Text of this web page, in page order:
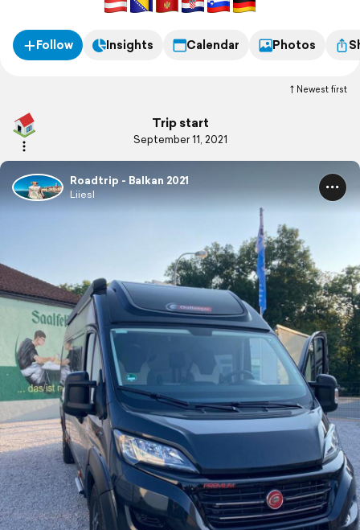
Follow Insights Calendar Photos
Newest first
Trip start
September 11, 2021
Roadtrip - Balkan 2021
Liiesl